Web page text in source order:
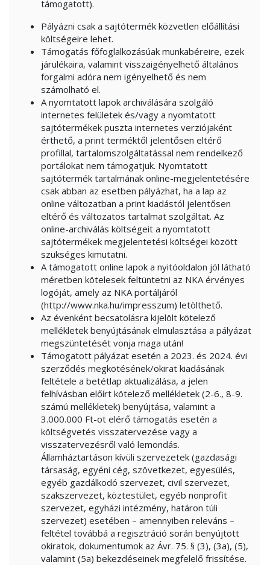
támogatott).
Pályázni csak a sajtótermék közvetlen előállítási
költségeire lehet.
Támogatás főfoglalkozásúak munkabéreire, ezek
járulékaira, valamint visszaigényelhető általános
forgalmi adóra nem igényelhető és nem
számolható el.
A nyomtatott lapok archiválására szolgáló
internetes felületek és/vagy a nyomtatott
sajtótermékek puszta internetes verziójaként
érthető, a print terméktől jelentősen eltérő
profillal, tartalomszolgáltatással nem rendelkező
portálokat nem támogatjuk. Nyomtatott
sajtótermék tartalmának online-megjelentetésére
csak abban az esetben pályázhat, ha a lap az
online változatban a print kiadástól jelentősen
eltérő és változatos tartalmat szolgáltat. Az
online-archiválás költségeit a nyomtatott
sajtótermékek megjelentetési költségei között
szükséges kimutatni.
A támogatott online lapok a nyitóoldalon jól látható
méretben kötelesek feltüntetni az NKA érvényes
logóját, amely az NKA portáljáról
(http://www.nka.hu/impresszum) letölthető.
Az évenként becsatolásra kijelölt kötelező
mellékletek benyújtásának elmulasztása a pályázat
megszüntetését vonja maga után!
Támogatott pályázat esetén a 2023. és 2024. évi
szerződés megkötésének/okirat kiadásának
feltétele a betétlap aktualizálása, a jelen
felhívásban előírt kötelező mellékletek (2-6., 8-9.
számú mellékletek) benyújtása, valamint a
3.000.000 Ft-ot elérő támogatás esetén a
költségvetés visszatervezése vagy a
visszatervezésről való lemondás.
Államháztartáson kívüli szervezetek (gazdasági
társaság, egyéni cég, szövetkezet, egyesülés,
egyéb gazdálkodó szervezet, civil szervezet,
szakszervezet, köztestület, egyéb nonprofit
szervezet, egyházi intézmény, határon túli
szervezet) esetében – amennyiben releváns –
feltétel továbbá a regisztráció során benyújtott
okiratok, dokumentumok az Ávr. 75. § (3), (3a), (5),
valamint (5a) bekezdéseinek megfelelő frissítése.